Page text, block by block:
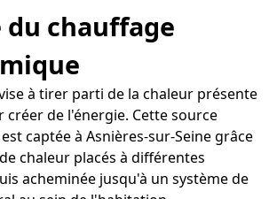
du chauffage
à tirer parti de la chaleur présente
créer de l'énergie. Cette source
captée à Asnières-sur-Seine grâce
chaleur placés à différentes
acheminée jusqu'à un système de